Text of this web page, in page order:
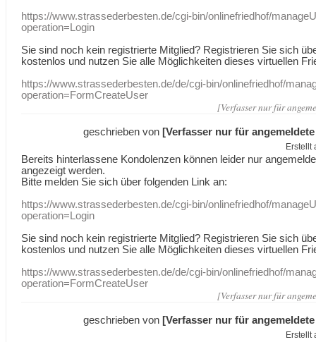
https://www.strassederbesten.de/cgi-bin/onlinefriedhof/
operation=Login
Sie sind noch kein registrierte Mitglied? Registrieren Sie sich
kostenlos und nutzen Sie alle Möglichkeiten dieses virtuellen
https://www.strassederbesten.de/de/cgi-bin/onlinefriedhof/
operation=FormCreateUser
[Verfasser nur für
geschrieben von [Verfasser nur für
Erstellt
Bereits hinterlassene Kondolenzen können leider nur
angezeigt werden.
Bitte melden Sie sich über folgenden Link an:
https://www.strassederbesten.de/cgi-bin/onlinefriedhof/
operation=Login
Sie sind noch kein registrierte Mitglied? Registrieren Sie sich
kostenlos und nutzen Sie alle Möglichkeiten dieses virtuellen
https://www.strassederbesten.de/de/cgi-bin/onlinefriedhof/
operation=FormCreateUser
[Verfasser nur für
geschrieben von [Verfasser nur für
Erstellt